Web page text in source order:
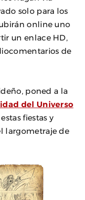
solo para los
online uno
un enlace HD,
de
poned a la
del Universo
fiestas y
largometraje de